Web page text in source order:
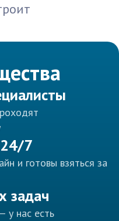
24/7
и готовы взяться за
задач
нас есть